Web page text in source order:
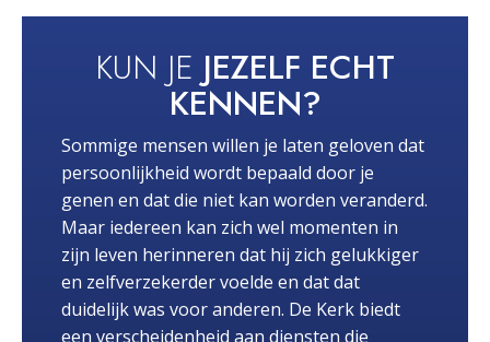
KUN JE JEZELF ECHT
KENNEN?
Sommige mensen willen je laten geloven dat
persoonlijkheid wordt bepaald door je
genen en dat die niet kan worden veranderd.
Maar iedereen kan zich wel momenten in
zijn leven herinneren dat hij zich gelukkiger
en zelfverzekerder voelde en dat dat
duidelijk was voor anderen. De Kerk biedt
een verscheidenheid aan diensten die